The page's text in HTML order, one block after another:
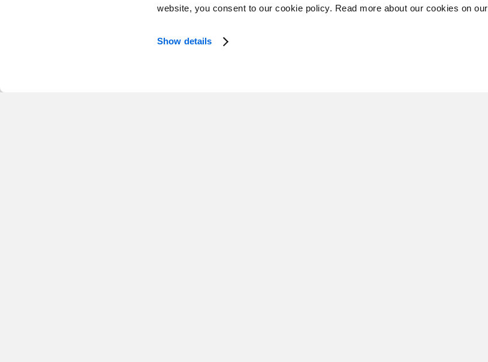
website, you consent to our cookie policy. Read more about our cookies on our
Show details